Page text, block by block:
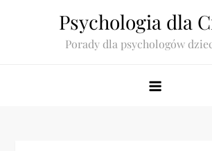
Psychologia dla
Porady dla psychologów